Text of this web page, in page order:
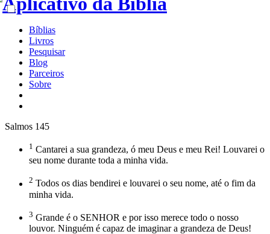
Bíblias
Livros
Pesquisar
Blog
Parceiros
Sobre
Salmos 145
1 Cantarei a sua grandeza, ó meu Deus e meu Rei! Louvarei o
seu nome durante toda a minha vida.
2 Todos os dias bendirei e louvarei o seu nome, até o fim da
minha vida.
3 Grande é o SENHOR e por isso merece todo o nosso
louvor. Ninguém é capaz de imaginar a grandeza de Deus!